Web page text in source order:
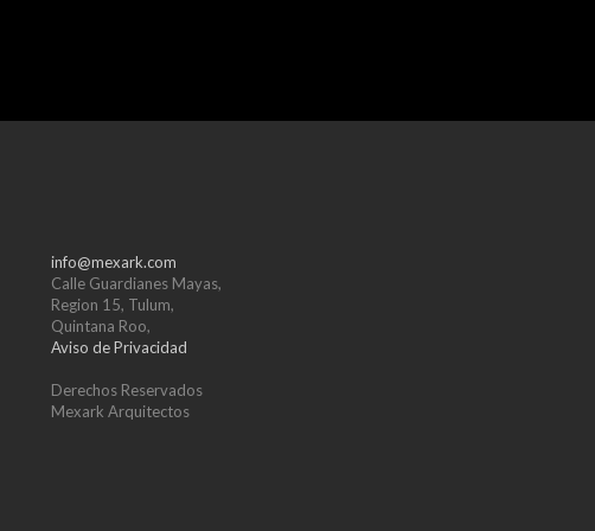
info@mexark.com
Calle Guardianes Mayas,
Region 15, Tulum,
Quintana Roo,
Aviso de Privacidad
Derechos Reservados
Mexark Arquitectos